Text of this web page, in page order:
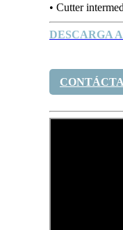
• Cutter
DESCARGA